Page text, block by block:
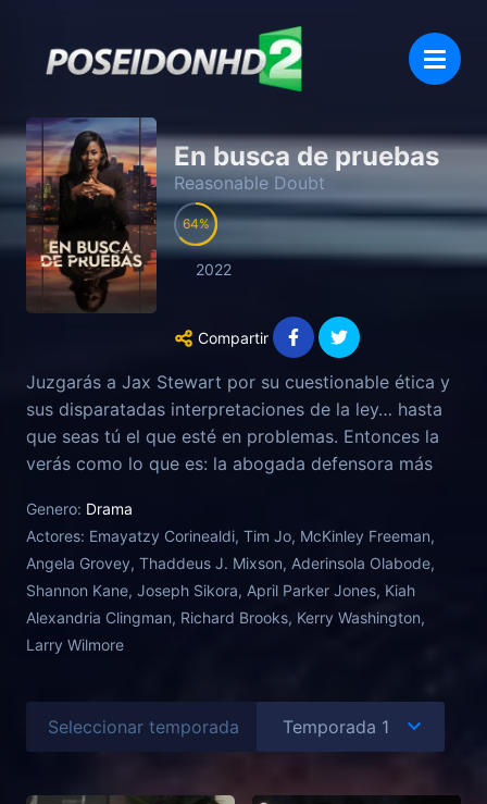
En busca de pruebas
Reasonable Doubt
64
2022
Compartir
Juzgarás a Jax Stewart por su cuestionable ética y
sus disparatadas interpretaciones de la ley… hasta
que seas tú el que esté en problemas. Entonces la
verás como lo que es: la abogada defensora más
sistema de justicia en cada oportunidad que tiene.
Genero: Drama
Actores: Emayatzy Corinealdi, Tim Jo, McKinley Freeman,
Angela Grovey, Thaddeus J. Mixson, Aderinsola Olabode,
Shannon Kane, Joseph Sikora, April Parker Jones, Kiah
Alexandria Clingman, Richard Brooks, Kerry Washington,
Larry Wilmore
Seleccionar temporada